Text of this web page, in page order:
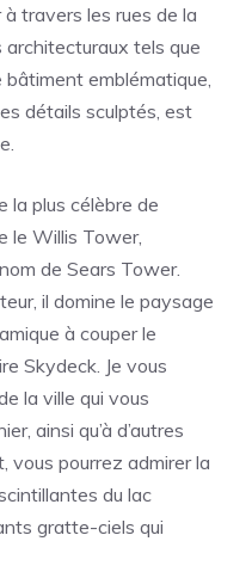
travers les rues de la
tels que
emblématique,
détails sculptés, est
la plus célèbre de
le Willis Tower,
de Sears Tower.
il domine le paysage
à couper le
Skydeck. Je vous
la ville qui vous
ainsi qu’à d’autres
vous pourrez admirer la
du lac
gratte-ciels qui